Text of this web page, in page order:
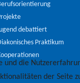
debattiert
Praktikum
die
der Seite